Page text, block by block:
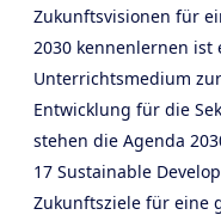
Zukunftsvisionen für
2030 kennenlernen ist
Unterrichtsmedium
Entwicklung für die
stehen die Agenda
17 Sustainable
Zukunftsziele für eine